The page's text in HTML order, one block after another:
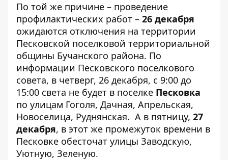
По той же причине – проведение
профилактических работ – 26 декабря
ожидаются отключения на территории
Песковской поселковой территориальной
общины Бучанского района. По
информации Песковского поселкового
совета, в четверг, 26 декабря, с 9:00 до
15:00 света не будет в поселке Песковка
по улицам Гоголя, Дачная, Апрельская,
Новоселица, Руднянская. А в пятницу, 27
декабря, в этот же промежуток времени в
Песковке обесточат улицы Заводскую,
Уютную, Зеленую.